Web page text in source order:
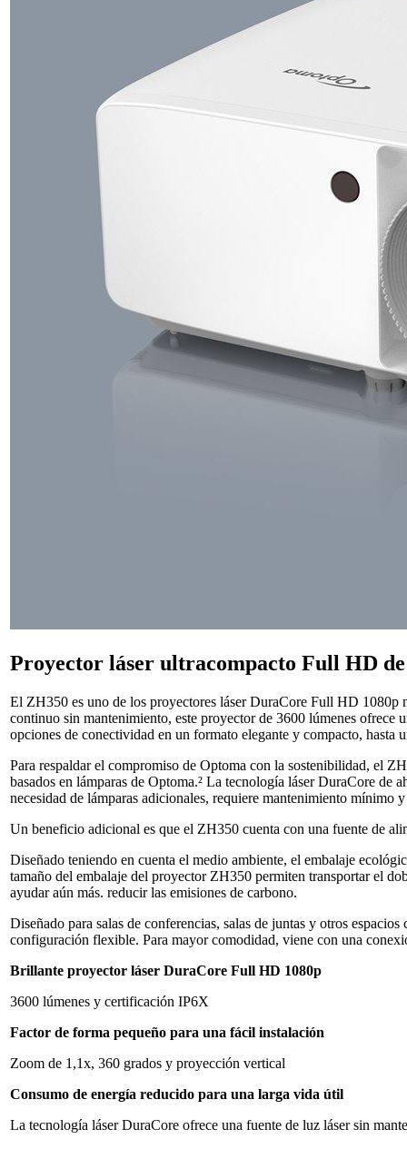
Proyector láser ultracompacto Full HD
El ZH350 es uno de los proyectores láser DuraCore Full HD 1080p
continuo sin mantenimiento, este proyector de 3600 lúmenes
opciones de conectividad en un formato elegante y compacto, hasta
Para respaldar el compromiso de Optoma con la sostenibilidad, el
basados ​​en lámparas de Optoma.² La tecnología láser DuraCore de
necesidad de lámparas adicionales, requiere mantenimiento
Un beneficio adicional es que el ZH350 cuenta con una fuente de
Diseñado teniendo en cuenta el medio ambiente, el embalaje
tamaño del embalaje del proyector ZH350 permiten transportar el
ayudar aún más. reducir las emisiones de carbono.
Diseñado para salas de conferencias, salas de juntas y otros
configuración flexible. Para mayor comodidad, viene con una
Brillante proyector láser DuraCore Full HD 1080p
3600 lúmenes y certificación IP6X
Factor de forma pequeño para una fácil instalación
Zoom de 1,1x, 360 grados y proyección vertical
Consumo de energía reducido para una larga vida útil
La tecnología láser DuraCore ofrece una fuente de luz láser sin